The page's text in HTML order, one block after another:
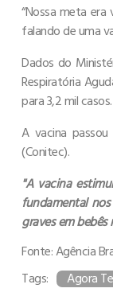
“Nossa meta
falando de uma
Dados do
Respiratória
para 3,2 mil
A vacina
(Conitec).
"A vacina
fundamental
graves em
Fonte: Agência
Tags:
Agora